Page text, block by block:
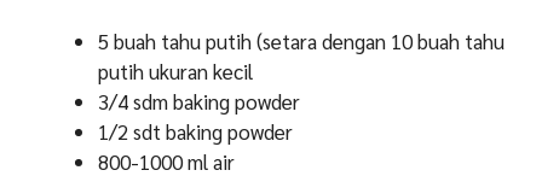
5 buah tahu putih (setara dengan 10 buah tahu
putih ukuran kecil
3/4 sdm baking powder
1/2 sdt baking powder
800-1000 ml air